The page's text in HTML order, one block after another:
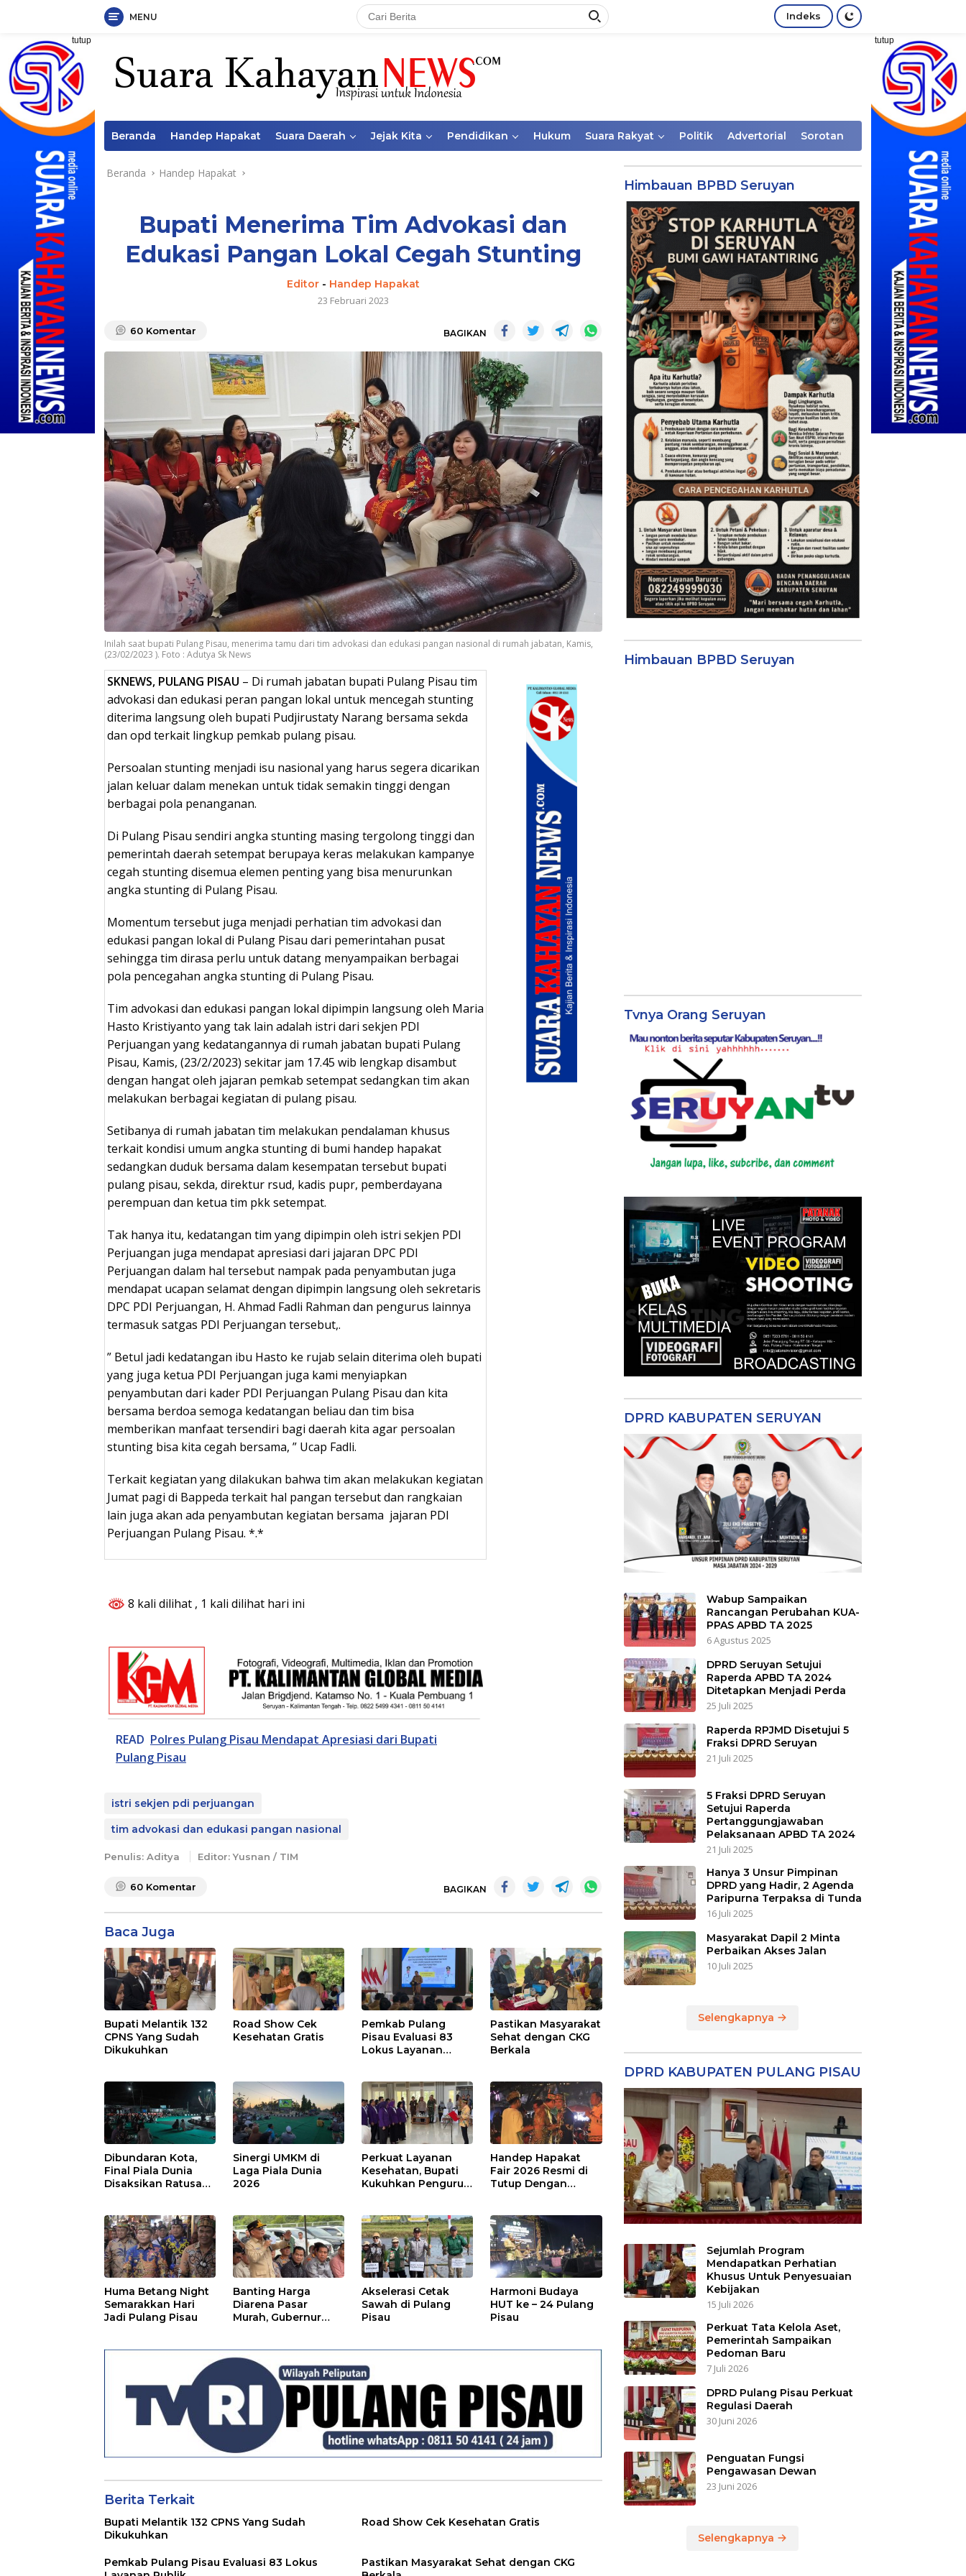
Langsung
konten
MENU Indeks
tutup tutup
Beranda Handep Hapakat Suara Daerah Jejak Kita Pendidikan Hukum Suara Rakyat Politik Advertorial Sorotan
Beranda Handep Hapakat
Bupati Menerima Tim Advokasi dan
Edukasi Pangan Lokal Cegah Stunting
Editor- Handep Hapakat
23 Februari 2023
60 Komentar BAGIKAN
Inilah saat bupati Pulang Pisau, menerima tamu dari tim advokasi dan edukasi pangan nasional di rumah jabatan, Kamis,
(23/02/2023 ). Foto : Adutya Sk News
SKNEWS, PULANG PISAU – Di rumah jabatan bupati Pulang Pisau tim
advokasi dan edukasi peran pangan lokal untuk mencegah stunting
diterima langsung oleh bupati Pudjirustaty Narang bersama sekda
dan opd terkait lingkup pemkab pulang pisau.
Persoalan stunting menjadi isu nasional yang harus segera dicarikan
jalan keluar dalam menekan untuk tidak semakin tinggi dengan
berbagai pola penanganan.
Di Pulang Pisau sendiri angka stunting masing tergolong tinggi dan
pemerintah daerah setempat berupaya keras melakukan kampanye
cegah stunting disemua elemen penting yang bisa menurunkan
angka stunting di Pulang Pisau.
Momentum tersebut juga menjadi perhatian tim advokasi dan
edukasi pangan lokal di Pulang Pisau dari pemerintahan pusat
sehingga tim dirasa perlu untuk datang menyampaikan berbagai
pola pencegahan angka stunting di Pulang Pisau.
Tim advokasi dan edukasi pangan lokal dipimpin langsung oleh Maria
Hasto Kristiyanto yang tak lain adalah istri dari sekjen PDI
Perjuangan yang kedatangannya di rumah jabatan bupati Pulang
Pisau, Kamis, (23/2/2023) sekitar jam 17.45 wib lengkap disambut
dengan hangat oleh jajaran pemkab setempat sedangkan tim akan
melakukan berbagai kegiatan di pulang pisau.
Setibanya di rumah jabatan tim melakukan pendalaman khusus
terkait kondisi umum angka stunting di bumi handep hapakat
sedangkan duduk bersama dalam kesempatan tersebut bupati
pulang pisau, sekda, direktur rsud, kadis pupr, pemberdayana
perempuan dan ketua tim pkk setempat.
Tak hanya itu, kedatangan tim yang dipimpin oleh istri sekjen PDI
Perjuangan juga mendapat apresiasi dari jajaran DPC PDI
Perjuangan dalam hal tersebut nampak pada penyambutan juga
mendapat ucapan selamat dengan dipimpin langsung oleh sekretaris
DPC PDI Perjuangan, H. Ahmad Fadli Rahman dan pengurus lainnya
termasuk satgas PDI Perjuangan tersebut,.
” Betul jadi kedatangan ibu Hasto ke rujab selain diterima oleh bupati
yang juga ketua PDI Perjuangan juga kami menyiapkan
penyambutan dari kader PDI Perjuangan Pulang Pisau dan kita
bersama berdoa semoga kedatangan beliau dan tim bisa
memberikan manfaat tersendiri bagi daerah kita agar persoalan
stunting bisa kita cegah bersama, ” Ucap Fadli.
Terkait kegiatan yang dilakukan bahwa tim akan melakukan kegiatan
Jumat pagi di Bappeda terkait hal pangan tersebut dan rangkaian
lain juga akan ada penyambutan kegiatan bersama jajaran PDI
Perjuangan Pulang Pisau. *.*
8 kali dilihat , 1 kali dilihat hari ini
READ Polres Pulang Pisau Mendapat Apresiasi dari Bupati
Pulang Pisau
istri sekjen pdi perjuangan
tim advokasi dan edukasi pangan nasional
Penulis: Aditya Editor: Yusnan / TIM
60 Komentar BAGIKAN
Baca Juga
Bupati Melantik 132
CPNS Yang Sudah
Dikukuhkan
Road Show Cek
Kesehatan Gratis
Pemkab Pulang
Pisau Evaluasi 83
Lokus Layanan
Pastikan Masyarakat
Sehat dengan CKG
Berkala
Dibundaran Kota,
Final Piala Dunia
Disaksikan Ratusan
Sinergi UMKM di
Laga Piala Dunia
2026
Perkuat Layanan
Kesehatan, Bupati
Kukuhkan Pengurus
Handep Hapakat
Fair 2026 Resmi di
Tutup Dengan
Huma Betang Night
Semarakkan Hari
Jadi Pulang Pisau
Banting Harga
Diarena Pasar
Murah, Gubernur
Akselerasi Cetak
Sawah di Pulang
Pisau
Harmoni Budaya
HUT ke – 24 Pulang
Pisau
Berita Terkait
Bupati Melantik 132 CPNS Yang Sudah
Dikukuhkan
Road Show Cek Kesehatan Gratis
Pemkab Pulang Pisau Evaluasi 83 Lokus
Pastikan Masyarakat Sehat dengan CKG
Himbauan BPBD Seruyan
Himbauan BPBD Seruyan
Tvnya Orang Seruyan
DPRD KABUPATEN SERUYAN
Wabup Sampaikan
Rancangan Perubahan KUA-
PPAS APBD TA 2025
6 Agustus 2025
DPRD Seruyan Setujui
Raperda APBD TA 2024
Ditetapkan Menjadi Perda
25 Juli 2025
Raperda RPJMD Disetujui 5
Fraksi DPRD Seruyan
21 Juli 2025
5 Fraksi DPRD Seruyan
Setujui Raperda
Pertanggungjawaban
Pelaksanaan APBD TA 2024
21 Juli 2025
Hanya 3 Unsur Pimpinan
DPRD yang Hadir, 2 Agenda
Paripurna Terpaksa di Tunda
16 Juli 2025
Masyarakat Dapil 2 Minta
Perbaikan Akses Jalan
10 Juli 2025
Selengkapnya
DPRD KABUPATEN PULANG PISAU
Sejumlah Program
Mendapatkan Perhatian
Khusus Untuk Penyesuaian
Kebijakan
15 Juli 2026
Perkuat Tata Kelola Aset,
Pemerintah Sampaikan
Pedoman Baru
7 Juli 2026
DPRD Pulang Pisau Perkuat
Regulasi Daerah
30 Juni 2026
Penguatan Fungsi
Pengawasan Dewan
23 Juni 2026
Selengkapnya